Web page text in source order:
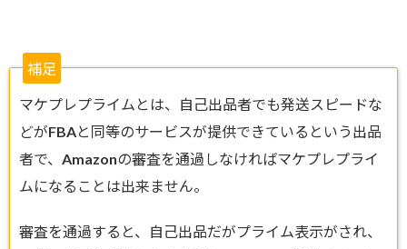
補足
マケプレプライムとは、自己出品者でも発送スピードな
どがFBAと同等のサービスが提供できているという出品
者で、Amazonの審査を通過しなければマケプレプライ
ムになることは出来ません。
審査を通過すると、自己出品だがプライム表示がされ、